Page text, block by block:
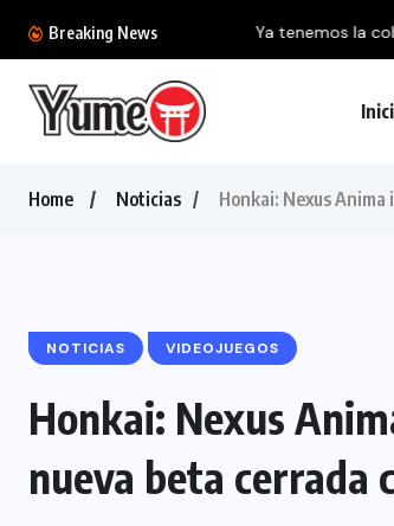
Breaking News Ya tenemos la colección
Home Noticias Honkai: Nexus
NOTICIAS VIDEOJUEGOS
Honkai: Nexus
nueva beta cerrada